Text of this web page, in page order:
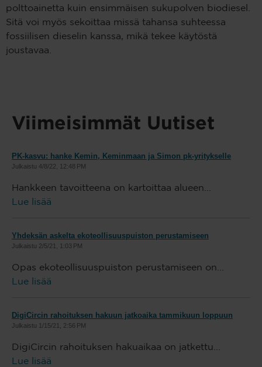
polttoainetta kuin ensimmäisen sukupolven biodiesel.
Sitä voi myös sekoittaa missä tahansa suhteessa
fossiilisen dieselin kanssa, mikä tekee käytöstä
joustavaa.
Viimeisimmät Uutiset
PK-kasvu: hanke Kemin, Keminmaan ja Simon pk-yritykselle
Julkaistu 4/8/22, 12:48 PM
Hankkeen tavoitteena on kartoittaa alueen...
Lue lisää
Yhdeksän askelta ekoteollisuuspuiston perustamiseen
Julkaistu 2/5/21, 1:03 PM
Opas ekoteollisuuspuiston perustamiseen on...
Lue lisää
DigiCircin rahoituksen hakuun jatkoaika tammikuun loppuun
Julkaistu 1/15/21, 2:56 PM
DigiCircin rahoituksen hakuaikaa on jatkettu...
Lue lisää